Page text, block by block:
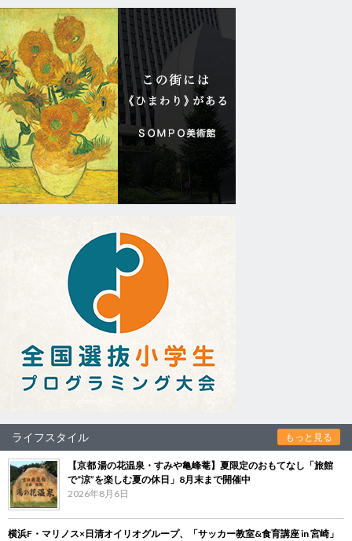
ライフスタイル もっと見る
【京都 湯の花温泉・すみや亀峰菴】夏限定のおもてなし「旅館
で“涼”を楽しむ夏の休日」8月末まで開催中
2026年8月6日
横浜F・マリノス×日清オイリオグループ、「サッカー教室&食育講座 in 宮崎」